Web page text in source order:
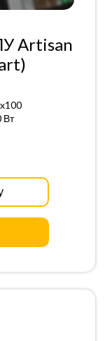
Artisan
Вт